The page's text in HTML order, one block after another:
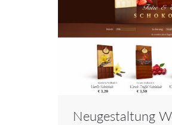
Neugestaltung